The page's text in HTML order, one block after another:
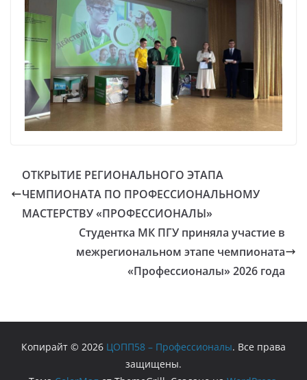
ОТКРЫТИЕ РЕГИОНАЛЬНОГО ЭТАПА
ЧЕМПИОНАТА ПО ПРОФЕССИОНАЛЬНОМУ
МАСТЕРСТВУ «ПРОФЕССИОНАЛЫ»
Студентка МК ПГУ приняла участие в
межрегиональном этапе чемпионата
«Профессионалы» 2026 года
Копирайт © 2026 ЦОПП58 – Профессионалы. Все права
защищены.